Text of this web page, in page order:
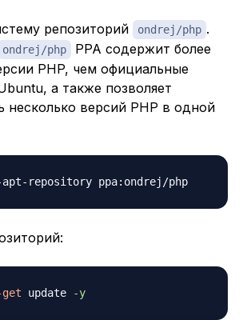
репозиторий ondrej/php .
ondrej/php
PPA содержит более
PHP, чем официальные
а также позволяет
несколько версий PHP в одной
update -y